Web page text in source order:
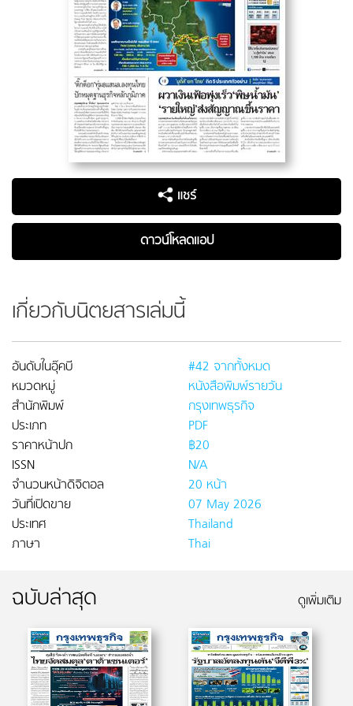
แชร์
ดาวน์โหลดแอป
เกี่ยวกับนิตยสารเล่มนี้
อันดับในอุ๊คบี
#42 จากทั้งหมด
หมวดหมู่
หนังสือพิมพ์รายวัน
สำนักพิมพ์
กรุงเทพธุรกิจ
ประเภท
PDF
ราคาหน้าปก
฿20
ISSN
N/A
จำนวนหน้าดิจิตอล
20 หน้า
วันที่เปิดขาย
07 May 2026
ประเทศ
Thailand
ภาษา
Thai
ฉบับล่าสุด ดูเพิ่มเติม